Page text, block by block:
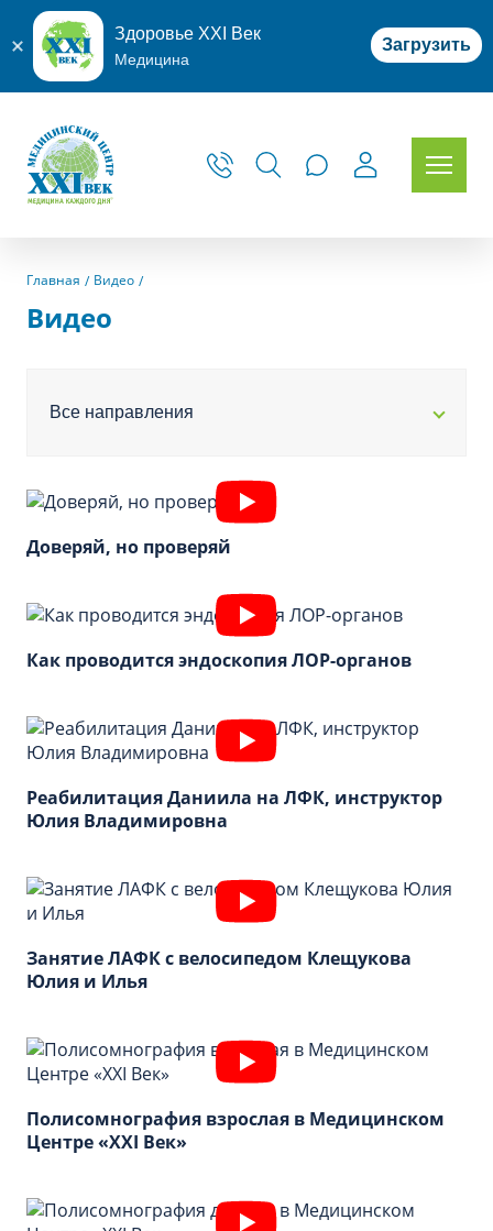
Здоровье XXI Век
Медицина
Загрузить
Главная Видео
Видео
Все направления
Доверяй, но проверяй
Как проводится эндоскопия ЛОР-органов
Реабилитация Даниила на ЛФК, инструктор
Юлия Владимировна
Занятие ЛАФК c велосипедом Клещукова
Юлия и Илья
Полисомнография взрослая в Медицинском
Центре «XXI Век»